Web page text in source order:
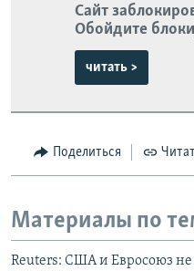
Сайт
Обойдите
читать >
Поделиться
Материалы по
Reuters: США и Евросоюз